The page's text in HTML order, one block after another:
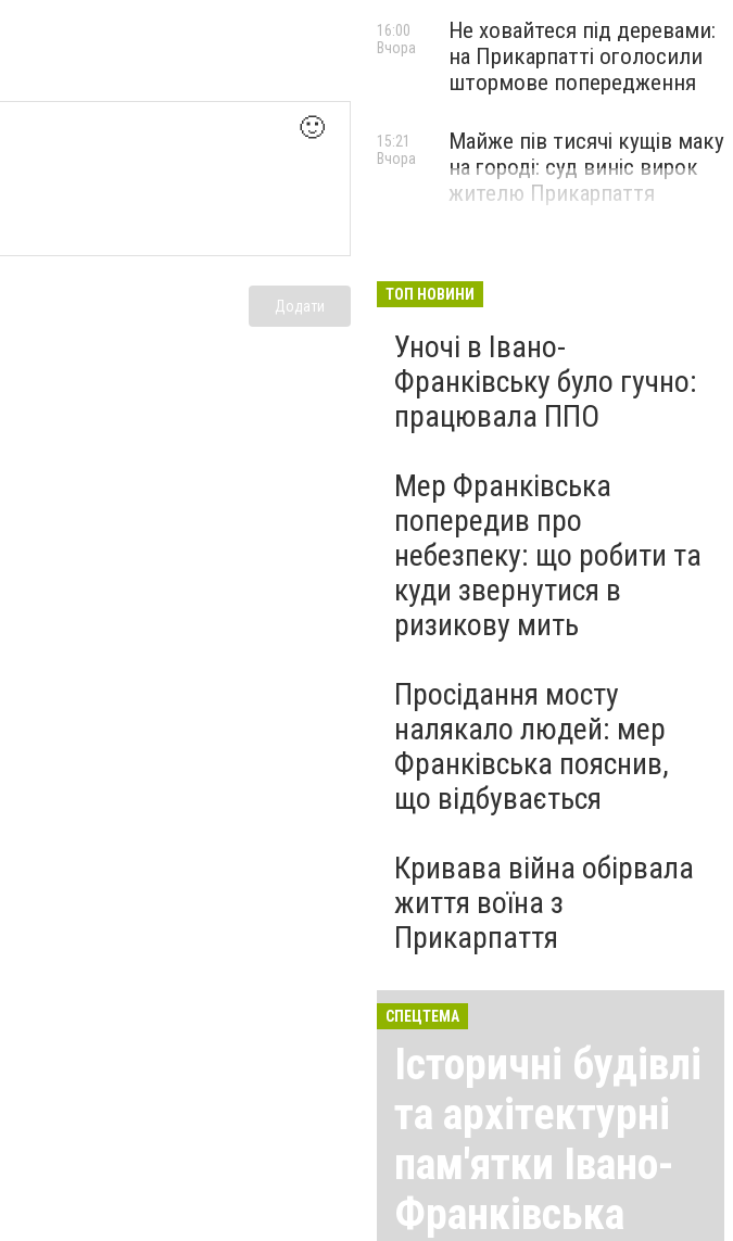
🙂
Додати
Не ховайтеся під деревами:
на Прикарпатті оголосили
штормове попередження
16:00
Вчора
Майже пів тисячі кущів маку
на городі: суд виніс вирок
жителю Прикарпаття
15:21
Вчора
ТОП НОВИНИ
Уночі в Івано-
Франківську було гучно:
працювала ППО
Мер Франківська
попередив про
небезпеку: що робити та
куди звернутися в
ризикову мить
Просідання мосту
налякало людей: мер
Франківська пояснив,
що відбувається
Кривава війна обірвала
життя воїна з
Прикарпаття
СПЕЦТЕМА
Історичні будівлі
та архітектурні
пам'ятки Івано-
Франківська